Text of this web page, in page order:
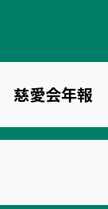
慈愛会年報